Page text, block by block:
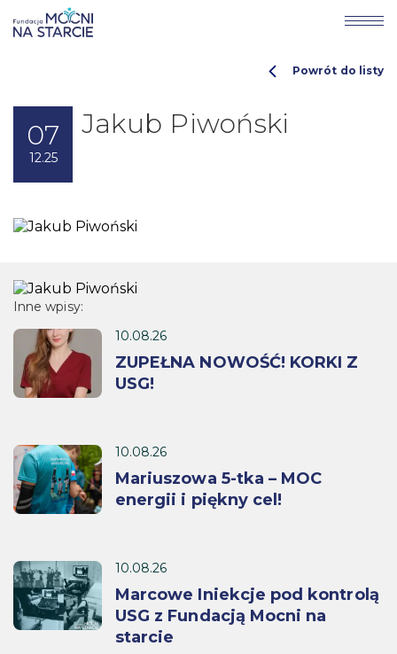
07
12.25
Jakub Piwoński
Powrót do listy
Inne wpisy:
10.08.26
ZUPEŁNA NOWOŚĆ! KORKI Z
USG!
10.08.26
Mariuszowa 5-tka – MOC
energii i piękny cel!
10.08.26
Marcowe Iniekcje pod kontrolą
USG z Fundacją Mocni na
starcie